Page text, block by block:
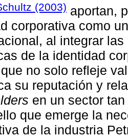
(2003) aportan,
corporativa como
al integrar
de la identidad
no solo refleje
su reputación y
en un sector
que emerge la
de la industria